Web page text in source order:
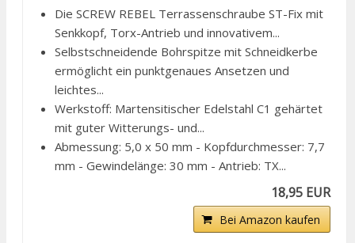
Die SCREW REBEL Terrassenschraube ST-Fix mit
Senkkopf, Torx-Antrieb und innovativem...
Selbstschneidende Bohrspitze mit Schneidkerbe
ermöglicht ein punktgenaues Ansetzen und
leichtes...
Werkstoff: Martensitischer Edelstahl C1 gehärtet
mit guter Witterungs- und...
Abmessung: 5,0 x 50 mm - Kopfdurchmesser: 7,7
mm - Gewindelänge: 30 mm - Antrieb: TX...
18,95 EUR
Bei Amazon kaufen